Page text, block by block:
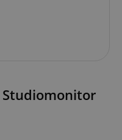
Studiomonitor